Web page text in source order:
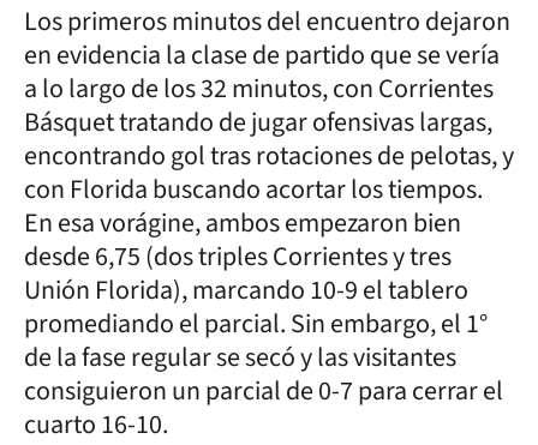
Los primeros minutos del encuentro dejaron
en evidencia la clase de partido que se vería
a lo largo de los 32 minutos, con Corrientes
Básquet tratando de jugar ofensivas largas,
encontrando gol tras rotaciones de pelotas, y
con Florida buscando acortar los tiempos.
En esa vorágine, ambos empezaron bien
desde 6,75 (dos triples Corrientes y tres
Unión Florida), marcando 10-9 el tablero
promediando el parcial. Sin embargo, el 1°
de la fase regular se secó y las visitantes
consiguieron un parcial de 0-7 para cerrar el
cuarto 16-10.